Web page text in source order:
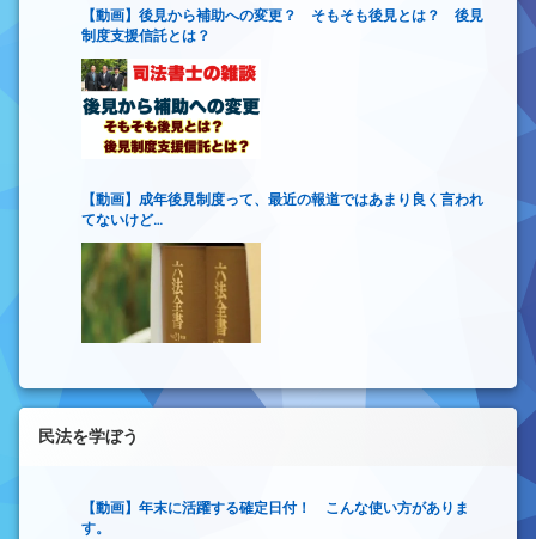
【動画】後見から補助への変更？ そもそも後見とは？ 後見
制度支援信託とは？
【動画】成年後見制度って、最近の報道ではあまり良く言われ
てないけど…
民法を学ぼう
【動画】年末に活躍する確定日付！ こんな使い方がありま
す。